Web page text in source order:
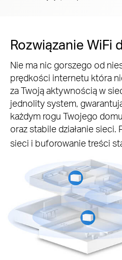
Rozwiązanie WiFi
Nie ma nic gorszego od
prędkości internetu która
za Twoją aktywnością w
jednolity system,
każdym rogu Twojego
oraz stabile działanie
sieci i buforowanie treści